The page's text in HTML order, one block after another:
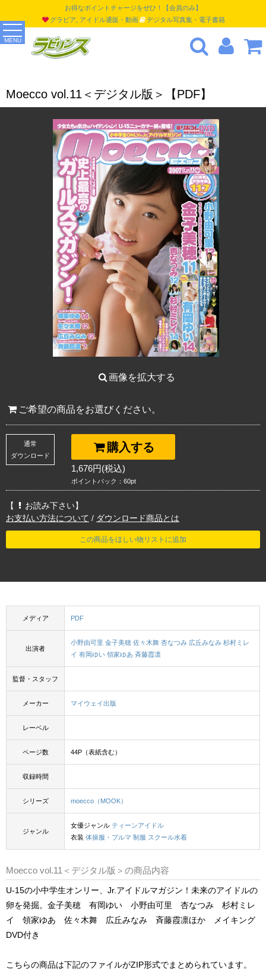
MENU
お得なポイントチャージをぜひ！【会員のみ】
グラビア, アイドル通販・動画
デジタル写真集・電子書籍
Moecco vol.11＜デジタル版＞【PDF】
画像を拡大する
ご希望の商品をお選びください。
購入する
通常
ダウンロード
1,676円(税込)
ポイントバック：60pt
【
お読み下さい】
お支払い方法について / ダウンロード商品とは
この商品をほしい物リストに追加
メディア PDF
出演者
小野由可里 金子美穂 佐々木舞 杏なつみ 広丘みなみ 杉村ミレ
イ 有岡ゆい 領家ゆあ 斉藤霞凛
監督・スタッフ
メーカー マイウェイ出版
レーベル
ページ数 44P（表紙含む）
収録時間
シリーズ moecco（MOOK）
ジャンル
女優ジャンル ティーンアイドル
衣装 体操服・ブルマ 制服 スクール水着
Moecco vol.11＜デジタル版＞の商品内容
U-15の小中学生オンリー、Jr.アイドルマガジン！未来のアイドルの
卵を発掘。金子美穂 有岡ゆい 小野由可里 杏なつみ 杉村ミレ
イ 領家ゆあ 佐々木舞 広丘みなみ 斉藤霞凛ほか メイキング
DVD付き
こちらの商品は下記のファイルがZIP形式でまとめられています。